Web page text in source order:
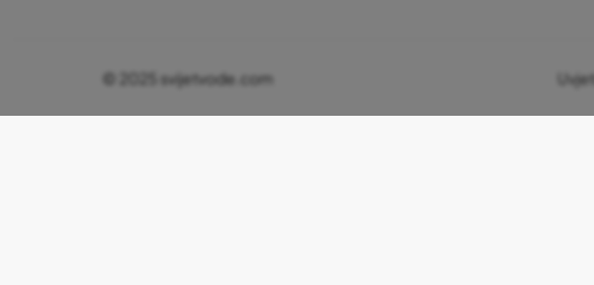
© 2025 svijetvode.com